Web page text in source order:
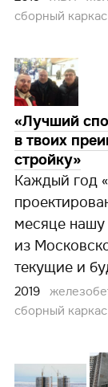
сборный каркас
«Лучший
в твоих
стройку»
Каждый год
месяце нашу
из
текущие и
2019
сборный каркас